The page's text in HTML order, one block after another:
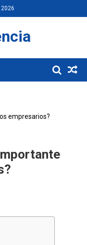
empresarios?